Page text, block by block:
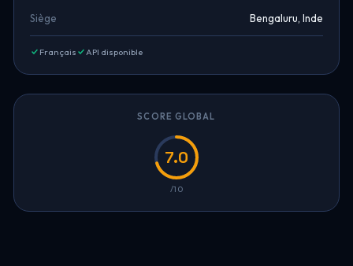
Siège
Bengaluru, Inde
Français API disponible
SCORE GLOBAL
7.0
/10